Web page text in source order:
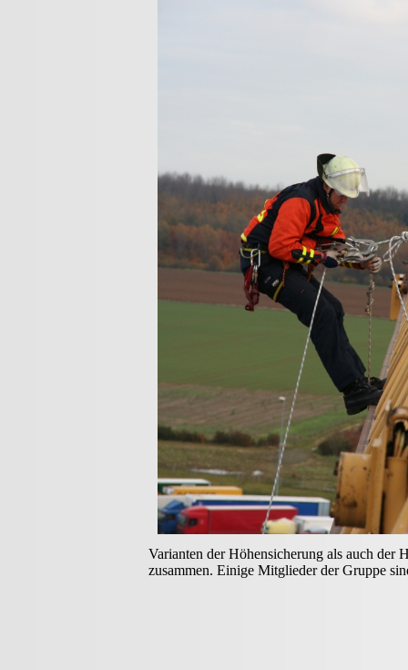
Varianten der Höhensicherung als auch der
zusammen. Einige Mitglieder der Gruppe